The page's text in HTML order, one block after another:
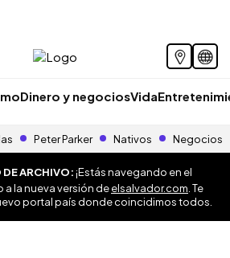
Dinero y negociosVida
Peter Parker Nativos Negocios
ARCHIVO:¡Estás navegando en el
a la nueva versión deelsalvador.com . Te
portal país donde coincidimos todos.